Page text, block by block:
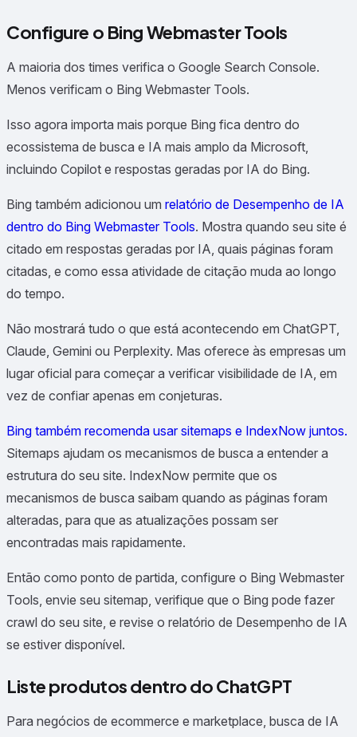
Configure o Bing Webmaster Tools
A maioria dos times verifica o Google Search Console.
Menos verificam o Bing Webmaster Tools.
Isso agora importa mais porque Bing fica dentro do
ecossistema de busca e IA mais amplo da Microsoft,
incluindo Copilot e respostas geradas por IA do Bing.
Bing também adicionou um relatório de Desempenho de IA
dentro do Bing Webmaster Tools. Mostra quando seu site é
citado em respostas geradas por IA, quais páginas foram
citadas, e como essa atividade de citação muda ao longo
do tempo.
Não mostrará tudo o que está acontecendo em ChatGPT,
Claude, Gemini ou Perplexity. Mas oferece às empresas um
lugar oficial para começar a verificar visibilidade de IA, em
vez de confiar apenas em conjeturas.
Bing também recomenda usar sitemaps e IndexNow juntos.
Sitemaps ajudam os mecanismos de busca a entender a
estrutura do seu site. IndexNow permite que os
mecanismos de busca saibam quando as páginas foram
alteradas, para que as atualizações possam ser
encontradas mais rapidamente.
Então como ponto de partida, configure o Bing Webmaster
Tools, envie seu sitemap, verifique que o Bing pode fazer
crawl do seu site, e revise o relatório de Desempenho de IA
se estiver disponível.
Liste produtos dentro do ChatGPT
Para negócios de ecommerce e marketplace, busca de IA